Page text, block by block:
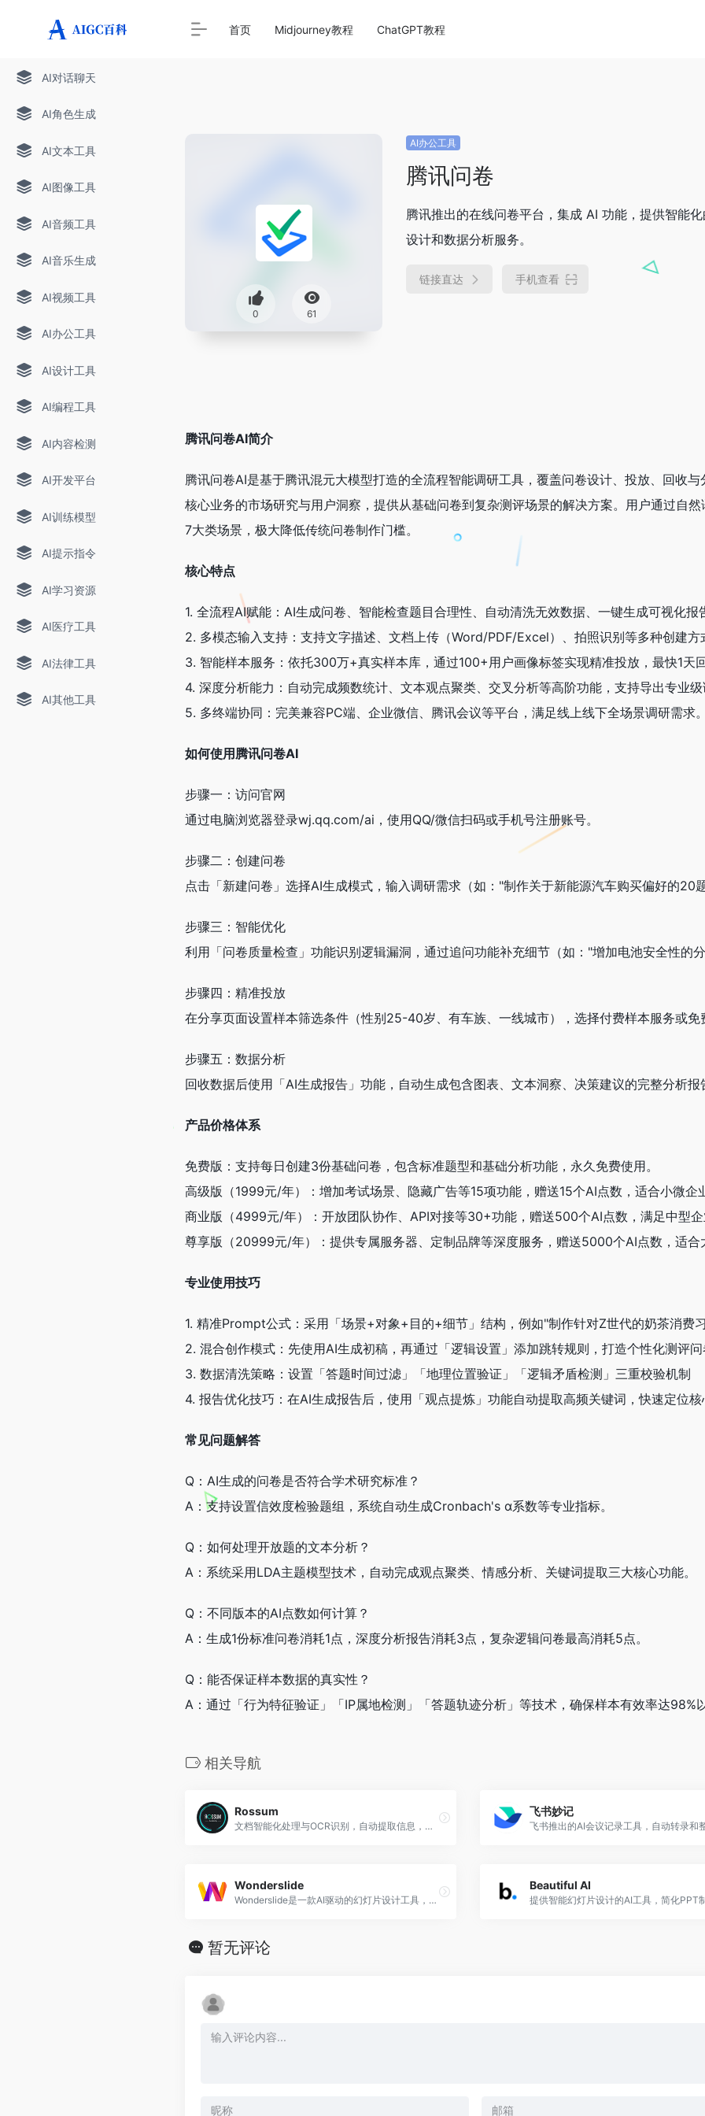
AI对话聊天
AI角色生成
AI文本工具
AI图像工具
AI音频工具
AI音乐生成
AI视频工具
AI办公工具
AI设计工具
AI编程工具
AI内容检测
AI开发平台
AI训练模型
AI提示指令
AI学习资源
AI医疗工具
AI法律工具
AI其他工具
首页 Midjourney教程 ChatGPT教程
0 61
AI办公工具
腾讯问卷
腾讯推出的在线问卷平台，集成 AI 功能，提供智能
设计和数据分析服务。​
链接直达 手机查看
腾讯问卷AI简介
腾讯问卷AI是基于腾讯混元大模型打造的全流程智能调研工具，覆盖问卷设计、投放、回收
核心业务的市场研究与用户洞察，提供从基础问卷到复杂测评场景的解决方案。用户通过自
7大类场景，极大降低传统问卷制作门槛。
核心特点
1. 全流程AI赋能：AI生成问卷、智能检查题目合理性、自动清洗无效数据、一键生成可视化
2. 多模态输入支持：支持文字描述、文档上传（Word/PDF/Excel）、拍照识别等多种创建
3. 智能样本服务：依托300万+真实样本库，通过100+用户画像标签实现精准投放，最快1天
4. 深度分析能力：自动完成频数统计、文本观点聚类、交叉分析等高阶功能，支持导出专业
5. 多终端协同：完美兼容PC端、企业微信、腾讯会议等平台，满足线上线下全场景调研需求
如何使用腾讯问卷AI
步骤一：访问官网
通过电脑浏览器登录wj.qq.com/ai，使用QQ/微信扫码或手机号注册账号。
步骤二：创建问卷
点击「新建问卷」选择AI生成模式，输入调研需求（如："制作关于新能源汽车购买偏好的
步骤三：智能优化
利用「问卷质量检查」功能识别逻辑漏洞，通过追问功能补充细节（如："增加电池安全性的
步骤四：精准投放
在分享页面设置样本筛选条件（性别25-40岁、有车族、一线城市），选择付费样本服务或免
步骤五：数据分析
回收数据后使用「AI生成报告」功能，自动生成包含图表、文本洞察、决策建议的完整分析报
产品价格体系
免费版：支持每日创建3份基础问卷，包含标准题型和基础分析功能，永久免费使用。
高级版（1999元/年）：增加考试场景、隐藏广告等15项功能，赠送15个AI点数，适合小微企
商业版（4999元/年）：开放团队协作、API对接等30+功能，赠送500个AI点数，满足中型
尊享版（20999元/年）：提供专属服务器、定制品牌等深度服务，赠送5000个AI点数，适合
专业使用技巧
1. 精准Prompt公式：采用「场景+对象+目的+细节」结构，例如"制作针对Z世代的奶茶消费
2. 混合创作模式：先使用AI生成初稿，再通过「逻辑设置」添加跳转规则，打造个性化测评
3. 数据清洗策略：设置「答题时间过滤」「地理位置验证」「逻辑矛盾检测」三重校验机制
4. 报告优化技巧：在AI生成报告后，使用「观点提炼」功能自动提取高频关键词，快速定位
常见问题解答
Q：AI生成的问卷是否符合学术研究标准？
A：支持设置信效度检验题组，系统自动生成Cronbach's α系数等专业指标。
Q：如何处理开放题的文本分析？
A：系统采用LDA主题模型技术，自动完成观点聚类、情感分析、关键词提取三大核心功能。
Q：不同版本的AI点数如何计算？
A：生成1份标准问卷消耗1点，深度分析报告消耗3点，复杂逻辑问卷最高消耗5点。
Q：能否保证样本数据的真实性？
A：通过「行为特征验证」「IP属地检测」「答题轨迹分析」等技术，确保样本有效率达98%
相关导航
Rossum
文档智能化处理与OCR识别，自动提取信息，助力高效审批与归档。
飞书妙记
Wonderslide
Wonderslide是一款AI驱动的幻灯片设计工具，提升演示质量，帮助用户创建引人入胜的幻灯片。​
Beautiful AI
暂无评论